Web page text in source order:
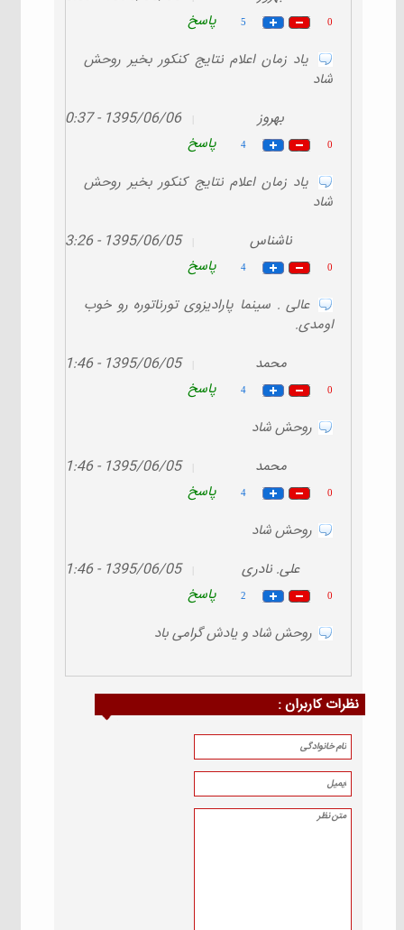
0
5
پاسخ
ياد زمان اعلام نتايج كنكور بخير روحش
شاد
بهروز
1395/06/06 - 00:37
0
4
پاسخ
ياد زمان اعلام نتايج كنكور بخير روحش
شاد
ناشناس
1395/06/05 - 23:26
0
4
پاسخ
عالی . سینما پارادیزوی تورناتوره رو خوب
اومدی.
محمد
1395/06/05 - 21:46
0
4
پاسخ
روحش شاد
محمد
1395/06/05 - 21:46
0
4
پاسخ
روحش شاد
علی. نادری
1395/06/05 - 21:46
0
2
پاسخ
روحش شاد و یادش گرامی باد
نظرات كاربران :